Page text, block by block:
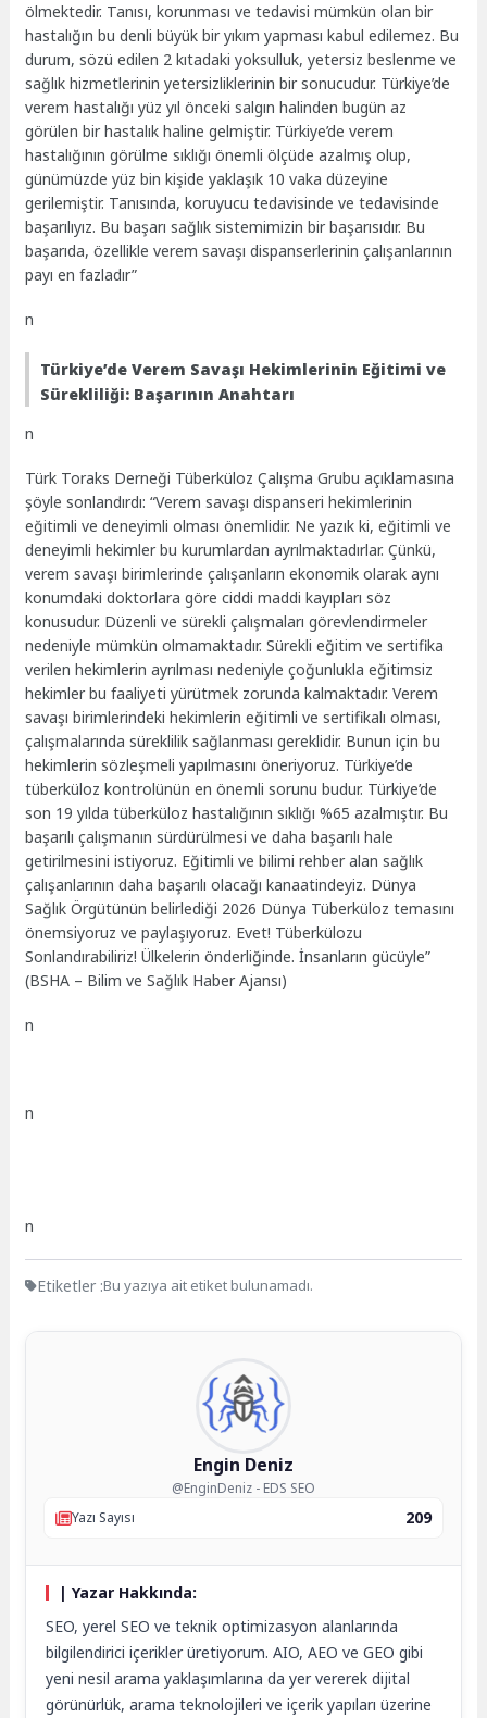
ölmektedir. Tanısı, korunması ve tedavisi mümkün olan bir
hastalığın bu denli büyük bir yıkım yapması kabul edilemez. Bu
durum, sözü edilen 2 kıtadaki yoksulluk, yetersiz beslenme ve
sağlık hizmetlerinin yetersizliklerinin bir sonucudur. Türkiye’de
verem hastalığı yüz yıl önceki salgın halinden bugün az
görülen bir hastalık haline gelmiştir. Türkiye’de verem
hastalığının görülme sıklığı önemli ölçüde azalmış olup,
günümüzde yüz bin kişide yaklaşık 10 vaka düzeyine
gerilemiştir. Tanısında, koruyucu tedavisinde ve tedavisinde
başarılıyız. Bu başarı sağlık sistemimizin bir başarısıdır. Bu
başarıda, özellikle verem savaşı dispanserlerinin çalışanlarının
payı en fazladır”
n
Türkiye’de Verem Savaşı Hekimlerinin Eğitimi ve
Sürekliliği: Başarının Anahtarı
n
Türk Toraks Derneği Tüberküloz Çalışma Grubu açıklamasına
şöyle sonlandırdı: “Verem savaşı dispanseri hekimlerinin
eğitimli ve deneyimli olması önemlidir. Ne yazık ki, eğitimli ve
deneyimli hekimler bu kurumlardan ayrılmaktadırlar. Çünkü,
verem savaşı birimlerinde çalışanların ekonomik olarak aynı
konumdaki doktorlara göre ciddi maddi kayıpları söz
konusudur. Düzenli ve sürekli çalışmaları görevlendirmeler
nedeniyle mümkün olmamaktadır. Sürekli eğitim ve sertifika
verilen hekimlerin ayrılması nedeniyle çoğunlukla eğitimsiz
hekimler bu faaliyeti yürütmek zorunda kalmaktadır. Verem
savaşı birimlerindeki hekimlerin eğitimli ve sertifikalı olması,
çalışmalarında süreklilik sağlanması gereklidir. Bunun için bu
hekimlerin sözleşmeli yapılmasını öneriyoruz. Türkiye’de
tüberküloz kontrolünün en önemli sorunu budur. Türkiye’de
son 19 yılda tüberküloz hastalığının sıklığı %65 azalmıştır. Bu
başarılı çalışmanın sürdürülmesi ve daha başarılı hale
getirilmesini istiyoruz. Eğitimli ve bilimi rehber alan sağlık
çalışanlarının daha başarılı olacağı kanaatindeyiz. Dünya
Sağlık Örgütünün belirlediği 2026 Dünya Tüberküloz temasını
önemsiyoruz ve paylaşıyoruz. Evet! Tüberkülozu
Sonlandırabiliriz! Ülkelerin önderliğinde. İnsanların gücüyle”
(BSHA – Bilim ve Sağlık Haber Ajansı)
n
n
n
Etiketler :Bu yazıya ait etiket bulunamadı.
Engin Deniz
@EnginDeniz - EDS SEO
Yazı Sayısı
209
| Yazar Hakkında:
SEO, yerel SEO ve teknik optimizasyon alanlarında
bilgilendirici içerikler üretiyorum. AIO, AEO ve GEO gibi
yeni nesil arama yaklaşımlarına da yer vererek dijital
görünürlük, arama teknolojileri ve içerik yapıları üzerine